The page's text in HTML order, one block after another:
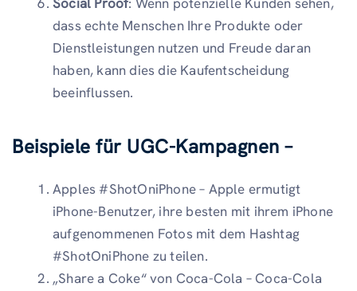
dass echte Menschen Ihre Produkte oder
Dienstleistungen nutzen und Freude daran
haben, kann dies die Kaufentscheidung
beeinflussen.
Beispiele für UGC-Kampagnen –
Apples #ShotOniPhone – Apple ermutigt
iPhone-Benutzer, ihre besten mit ihrem iPhone
aufgenommenen Fotos mit dem Hashtag
#ShotOniPhone zu teilen.
„Share a Coke“ von Coca-Cola – Coca-Cola